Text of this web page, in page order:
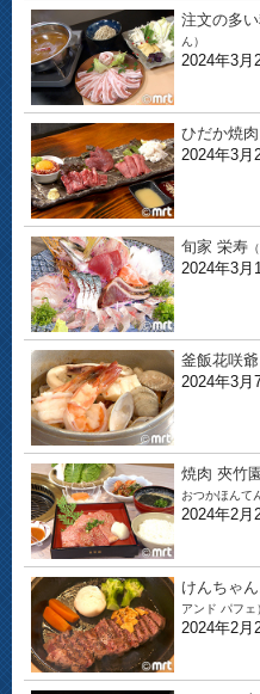
注文の多
ん）
2024年3月
ひだか焼
2024年3月
旬家 栄寿
2024年3月
釜飯花咲爺
2024年3月
焼肉 夾竹
おつかほんて
2024年2月
けんちゃ
アンド パフェ
2024年2月